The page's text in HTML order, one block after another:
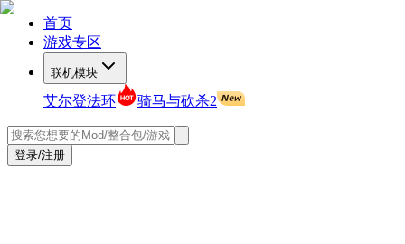
首页
游戏专区
联机模块
艾尔登法环 骑马与砍杀2
登录/注册